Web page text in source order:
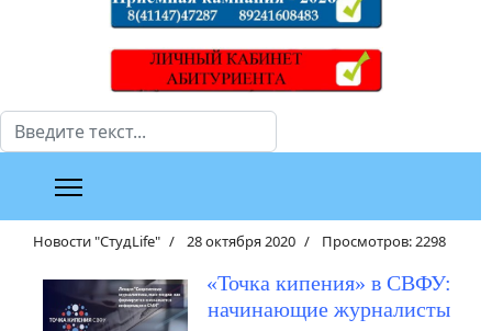
Поиск
Новости "СтудLife" 28 октября 2020 Просмотров: 2298
«Точка кипения» в СВФУ:
начинающие журналисты